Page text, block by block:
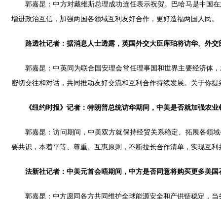
郭嘉昆：中方对戴维斯总理成功连任表示祝贺。巴哈马是中国
增进政治互信，加强两国各领域互利友好合作，更好造福两国人民。
路透社记者：据消息人士透露，英国外交大臣库珀将访华。外
郭嘉昆：中英同为联合国安理会常任理事国和世界主要经济体
密切交往和对话，共同推动友好交流和互利合作持续发展。关于你
《纽约时报》记者：特朗普总统访华期间，中美是否就加强农
郭嘉昆：访问期间，中美双方就保持经贸关系稳定、拓展各领
要共识，本着平等、尊重、互惠原则，不断拉长合作清单，实现互利
法新社记者：中美元首会晤期间，中方是否同意将购买更多美国
郭嘉昆：中方愿同各方共同维护全球能源安全和产供链稳定，